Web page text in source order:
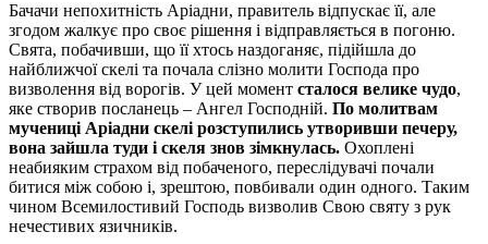
Бачачи непохитність Аріадни, правитель відпускає її, але
згодом жалкує про своє рішення і відправляється в погоню.
Свята, побачивши, що її хтось наздоганяє, підійшла до
найближчої скелі та почала слізно молити Господа про
визволення від ворогів. У цей момент сталося велике чудо,
яке створив посланець – Ангел Господній. По молитвам
мучениці Аріадни скелі розступились утворивши печеру,
вона зайшла туди і скеля знов зімкнулась. Охоплені
неабияким страхом від побаченого, переслідувачі почали
битися між собою і, зрештою, повбивали один одного. Таким
чином Всемилостивий Господь визволив Свою святу з рук
нечестивих язичників.